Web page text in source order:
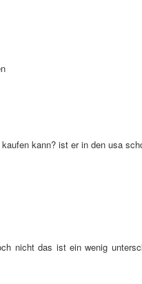
kann? ist er in den usa
nicht das ist ein wenig